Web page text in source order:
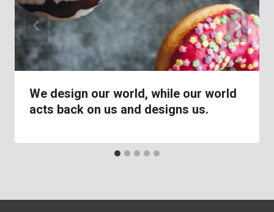
We design our world, while our world
acts back on us and designs us.